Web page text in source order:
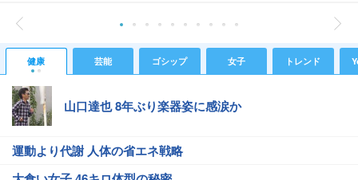
健康 芸能 ゴシップ 女子 トレンド
山口達也 8年ぶり楽器姿に感涙か
運動より代謝 人体の省エネ戦略